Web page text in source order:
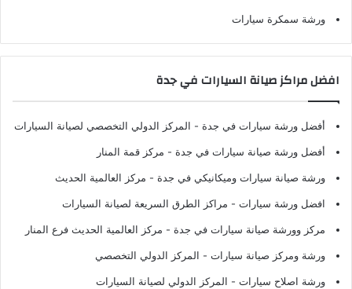
ورشة سمكرة سيارات
افضل مراكز صيانة السيارات في جدة
أفضل ورشة سيارات في جدة - المركز الدولي التخصصي لصيانة السيارات
أفضل ورشة صيانة سيارات في جدة - مركز قمة المنار
ورشة صيانة سيارات وميكانيكي في جدة - مركز العالمية الحديث
افضل ورشة سيارات - مراكز الطرق السريعة لصيانة السيارات
مركز وورشة صيانة سيارات في جدة - مركز العالمية الحديث فرع المنار
ورشة ومركز صيانة سيارات - المركز الدولي التخصصي
ورشة اصلاح سيارات - المركز الدولي لصيانة السيارات